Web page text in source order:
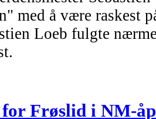
med å være raskest
Loeb fulgte
for Frøslid i NM-